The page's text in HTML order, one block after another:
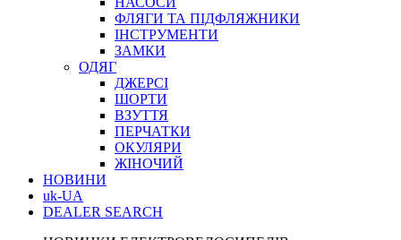
ФЛЯГИ ТА ПІДФЛЯЖНИКИ
ІНСТРУМЕНТИ
ЗАМКИ
ОДЯГ
ДЖЕРСІ
ШОРТИ
ВЗУТТЯ
ПЕРЧАТКИ
ОКУЛЯРИ
ЖІНОЧИЙ
НОВИНИ
uk-UA
DEALER SEARCH